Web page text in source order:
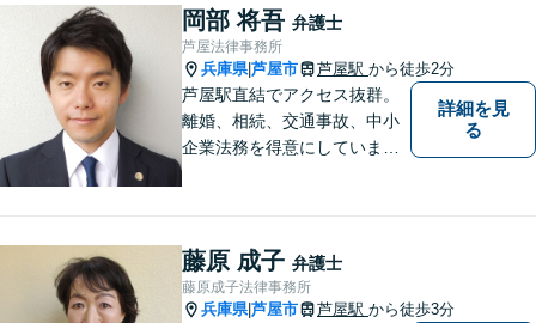
い、問題を解決します。まず
はお気軽にご相談ください。
岡部 将吾 弁護士
芦屋法律事務所
兵庫県|芦屋市 芦屋駅 から徒歩2分
芦屋駅直結でアクセス抜群。
離婚、相続、交通事故、中小
企業法務を得意にしていま
可♯中小企業診断士資格有り
詳細を見
る
藤原 成子 弁護士
藤原成子法律事務所
兵庫県|芦屋市 芦屋駅 から徒歩3分